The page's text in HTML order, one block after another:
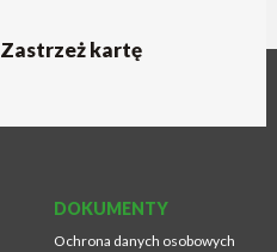
Zastrzeż kartę
DOKUMENTY
Ochrona danych osobowych